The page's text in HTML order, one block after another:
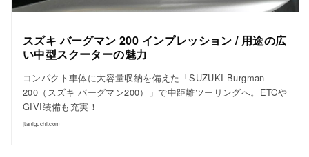
スズキ バーグマン 200 インプレッション / 用途の広
い中型スクーターの魅力
コンパクト車体に大容量収納を備えた「SUZUKI Burgman
200（スズキ バーグマン200）」で中距離ツーリングへ。ETCや
GIVI装備も充実！
jtaniguchi.com